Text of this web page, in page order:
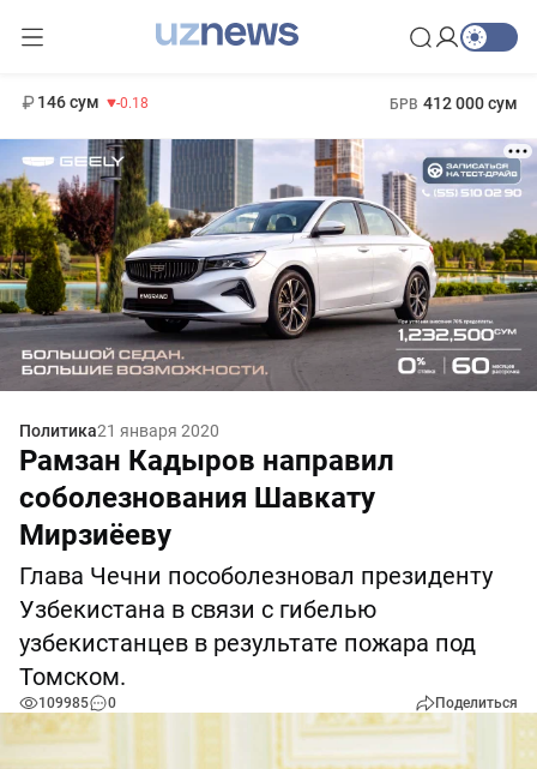
146 сум -0.18 БРВ 412 000 сум
Политика21 января 2020
Рамзан Кадыров направил
соболезнования Шавкату
Мирзиёеву
Глава Чечни пособолезновал президенту
Узбекистана в связи с гибелью
узбекистанцев в результате пожара под
Томском.
109985 0 Поделиться